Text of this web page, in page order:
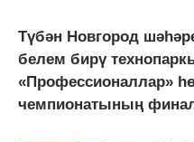
Түбән Новгород
белем бирү
«Профессионаллар»
чемпионатының